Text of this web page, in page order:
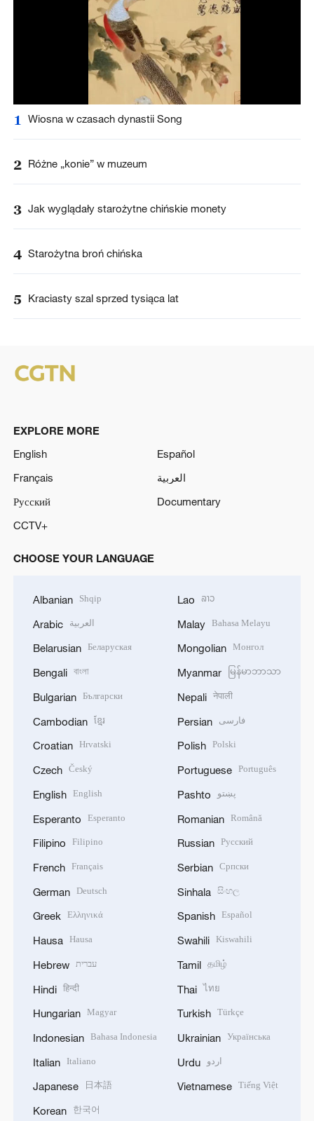
1 Wiosna w czasach dynastii Song
2 Różne „konie” w muzeum
3 Jak wyglądały starożytne chińskie monety
4 Starożytna broń chińska
5 Kraciasty szal sprzed tysiąca lat
EXPLORE MORE
English
Español
Français
العربية
Русский
Documentary
CCTV+
CHOOSE YOUR LANGUAGE
Albanian Shqip
Arabic العربية
Belarusian Беларуская
Bengali বাংলা
Bulgarian Български
Cambodian ខ្មែរ
Croatian Hrvatski
Czech Český
English English
Esperanto Esperanto
Filipino Filipino
French Français
German Deutsch
Greek Ελληνικά
Hausa Hausa
Hebrew עברית
Hindi हिन्दी
Hungarian Magyar
Indonesian Bahasa Indonesia
Italian Italiano
Japanese 日本語
Korean 한국어
Lao ລາວ
Malay Bahasa Melayu
Mongolian Монгол
Myanmar မြန်မာဘာသာ
Nepali नेपाली
Persian فارسی
Polish Polski
Portuguese Português
Pashto پښتو
Romanian Română
Russian Русский
Serbian Српски
Sinhala සිංහල
Spanish Español
Swahili Kiswahili
Tamil தமிழ்
Thai ไทย
Turkish Türkçe
Ukrainian Українська
Urdu اردو
Vietnamese Tiếng Việt